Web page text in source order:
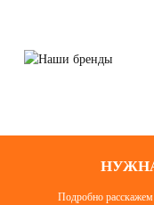
Подробно расскажем